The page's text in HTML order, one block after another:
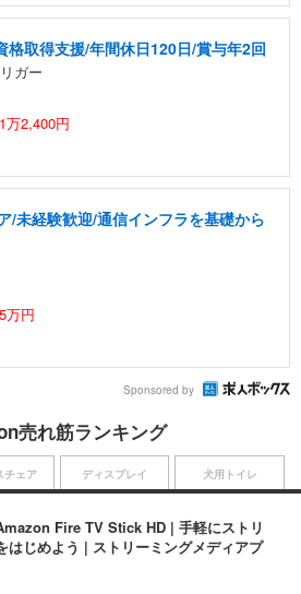
格取得支援/年間休日120日/賞与年2回
ガー
万2,400円
/未経験歓迎/通信インフラを基礎から
万円
Sponsored by
売れ筋ランキング
Fire TV Stick HD | 手軽にストリ
はじめよう | ストリーミングメディアプ
チェア ディスプレイ 犬用トイレ